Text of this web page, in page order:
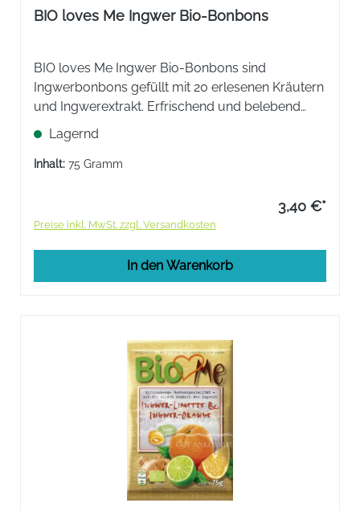
BIO loves Me Ingwer Bio-Bonbons
BIO loves Me Ingwer Bio-Bonbons sind
Ingwerbonbons gefüllt mit 20 erlesenen Kräutern
und Ingwerextrakt. Erfrischend und belebend
durch die milde Schärfe des Ingwers.
Lagernd
Inhalt: 75 Gramm
3,40 €*
Preise inkl. MwSt. zzgl. Versandkosten
In den Warenkorb